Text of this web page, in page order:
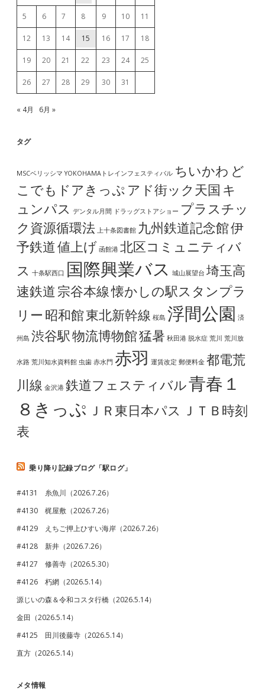
5 6 7 8 9 10 11
12 13 14 15 16 17 18
19 20 21 22 23 24 25
26 27 28 29 30 31
« 4月 6月 »
タグ
MSCベリッシマ YOKOHAMAトレインフェスティバル ちいかわ ど
こでもドアきっぷ アド街ック天国 キ
ュンパス デンタル月間 ドラッグストアショー プラスチッ
ク資源循環法 上十条図書館 九州鉄道記念館伊
予鉄道値上げ 函館港 北区コミュニティバ
ス 十条駅西口 国際興業バス 城山展望台 埼玉高
速鉄道 宗谷本線懐かしの駅スタンプラ
リー 昭和館東北新幹線 桜島 浮間公園 済
州島 渋谷駅物流博物館猛暑 秋田港 脱水症 荒川 荒川放
水路 荒川知水資料館 虫歯 赤水門 赤羽 運賃改定 郵便料金 都電荒
川線 金沢港 鉄道フェスティバル青春１
８きっぷ ＪＲ東日本パス ＪＴＢ時刻
表
乗り降り記録ブログ「駅ログ」
#4131 糸魚川（2026.7.26）
#4130 梶屋敷（2026.7.26）
#4129 えちご押上ひすい海岸（2026.7.26）
#4128 新井（2026.7.26）
#4127 修善寺（2026.5.30）
#4126 朽網（2026.5.14）
源じいの森＆令和コスタ行橋（2026.5.14）
金田（2026.5.14）
#4125 田川後藤寺（2026.5.14）
直方（2026.5.14）
メタ情報